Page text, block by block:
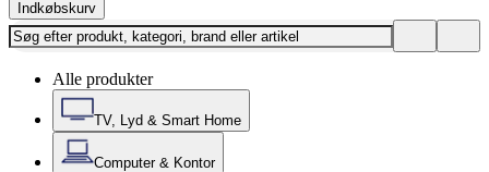
Indkøbskurv
Alle produkter
TV, Lyd & Smart Home
Computer & Kontor